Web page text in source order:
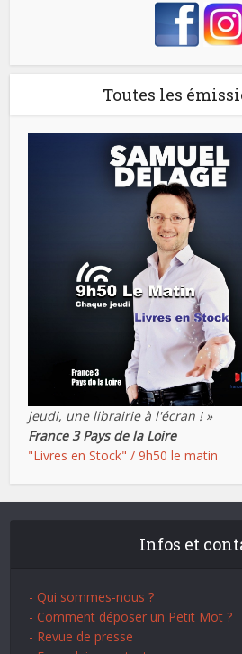
Toutes les
jeudi, une librairie à l'écran ! »
France 3 Pays de la Loire
"Livres en Stock" / 9h50 le matin
Infos et
- Qui sommes-nous ?
- Comment déposer un Petit Mot ?
- Revue de presse